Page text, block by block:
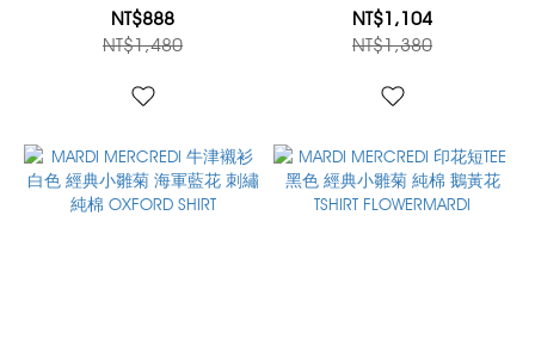
綠字 高爾夫球系列 UTILITY
COVER ACTIF LOGO SIMPLE
NT$888
NT$1,480
鍊 純棉 TSHIRT SWING THE
TAIL DDANJI PEARL
NECKLACE
NT$1,104
NT$1,380